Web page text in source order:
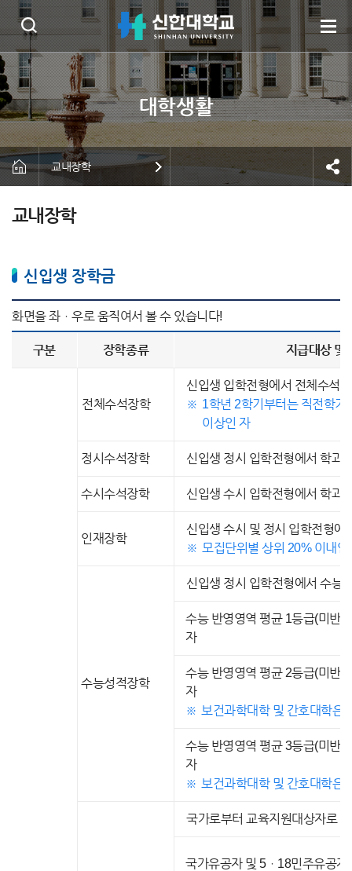
교내장학
교내장학
신입생 장학금
구분 장학종류 지급대상 및
전체수석장학
신입생 입학전형에서 전체수석
1학년 2학기부터는 직전학기
이상인 자
정시수석장학 신입생 정시 입학전형에서 학과
수시수석장학 신입생 수시 입학전형에서 학과
인재장학
신입생 수시 및 정시 입학전형에
모집단위별 상위 20% 이내인
수능성적장학
신입생 정시 입학전형에서 수능
수능 반영영역 평균 1등급(미반
자
수능 반영영역 평균 2등급(미반
자
보건과학대학 및 간호대학은
수능 반영영역 평균 3등급(미반
자
보건과학대학 및 간호대학은
국가로부터 교육지원대상자로
국가유공자 및 5ㆍ18민주유공자